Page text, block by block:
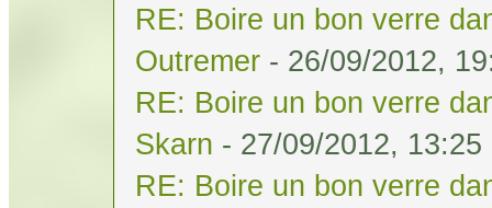
RE: Boire un bon verre
Outremer - 26/09/2012,
RE: Boire un bon verre
Skarn - 27/09/2012, 13:25
RE: Boire un bon verre